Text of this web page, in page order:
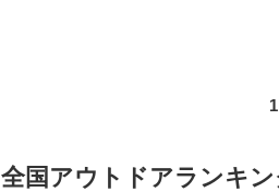
1
全国アウトドアランキ